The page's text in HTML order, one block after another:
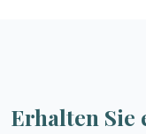
Erhalten Sie